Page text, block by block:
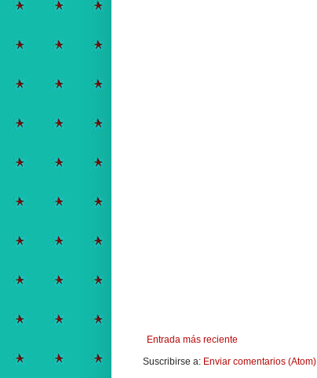
Entrada más reciente
Suscribirse a: Enviar comentarios (Atom)